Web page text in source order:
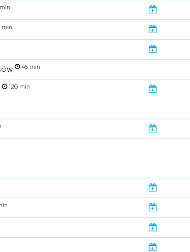
min
45 min
120 min